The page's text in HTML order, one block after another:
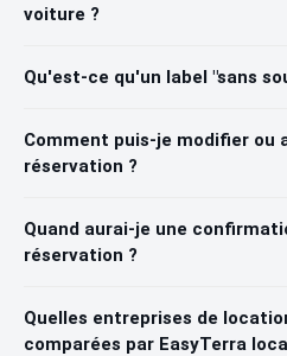
voiture ?
Qu'est-ce qu'un label "sans
Comment puis-je modifier ou
réservation ?
Quand aurai-je une
réservation ?
Quelles entreprises de
comparées par EasyTerra